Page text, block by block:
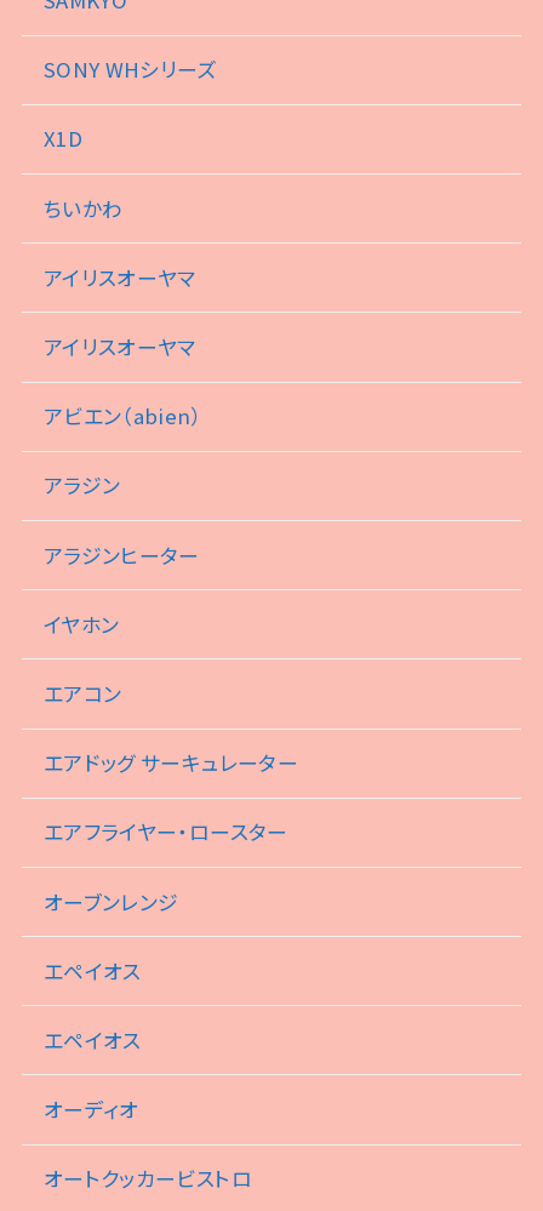
SONY WHシリーズ
X1D
ちいかわ
アイリスオーヤマ
アイリスオーヤマ
アビエン（abien）
アラジン
アラジンヒーター
イヤホン
エアコン
エアドッグ サーキュレーター
エアフライヤー・ロースター
オーブンレンジ
エペイオス
エペイオス
オーディオ
オートクッカービストロ